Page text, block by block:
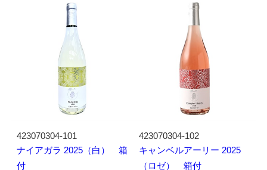
423070304-101
ナイアガラ 2025（白） 箱
付
423070304-102
キャンベルアーリー 2025
（ロゼ） 箱付